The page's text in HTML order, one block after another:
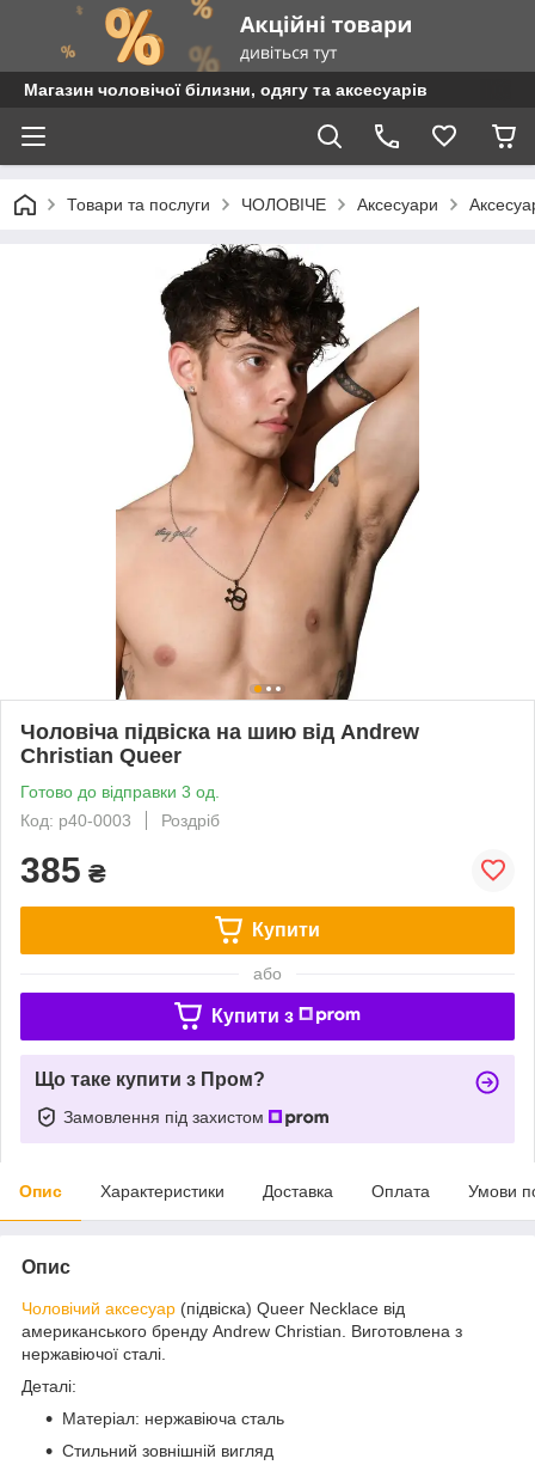
Магазин чоловічої білизни, одягу та аксесуарів
Товари та послуги ЧОЛОВІЧЕ Аксесуари
Чоловіча підвіска на шию від Andrew
Christian Queer
Готово до відправки 3 од.
Код: p40-0003
Роздріб
385 ₴
Купити
або
Купити з
Що таке купити з Пром?
Замовлення під захистом
Опис Характеристики Доставка Оплата Умови
Опис
Чоловічий аксесуар (підвіска) Queer Necklace від
американського бренду Andrew Christian. Виготовлена з
нержавіючої сталі.
Деталі:
Матеріал: нержавіюча сталь
Стильний зовнішній вигляд